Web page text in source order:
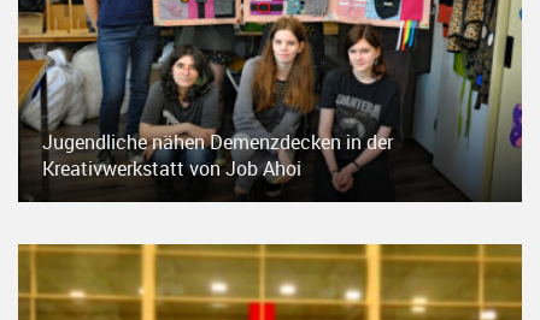
Jugendliche nähen Demenzdecken in der
Kreativwerkstatt von Job Ahoi